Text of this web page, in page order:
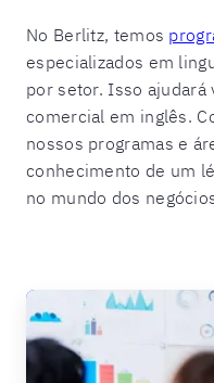
No Berlitz, temos
especializados em
por setor. Isso ajudará
comercial em inglês.
nossos programas e
conhecimento de um
no mundo dos